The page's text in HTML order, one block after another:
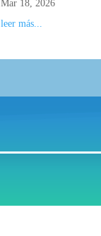
Mar 18, 2026
leer más...